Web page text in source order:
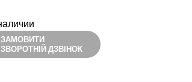
ЗАМОВИТИ
ЗВОРОТНІЙ ДЗВІНОК